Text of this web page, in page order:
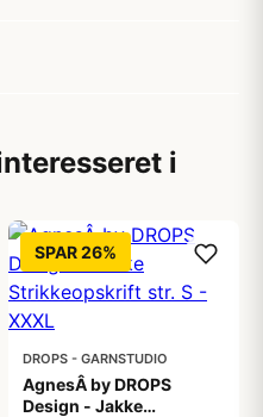
i
SPAR 26%
DROPS - GARNSTUDIO
AgnesÂ by DROPS
Design - Jakke